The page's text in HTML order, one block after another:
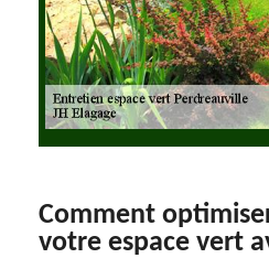
Comment
votre espace vert